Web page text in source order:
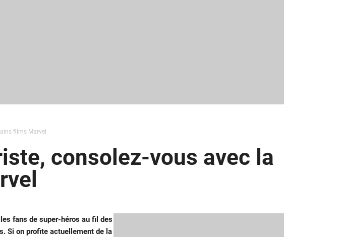
films Marvel
consolez-vous avec la
fans de super-héros au fil des
Si on profite actuellement de la